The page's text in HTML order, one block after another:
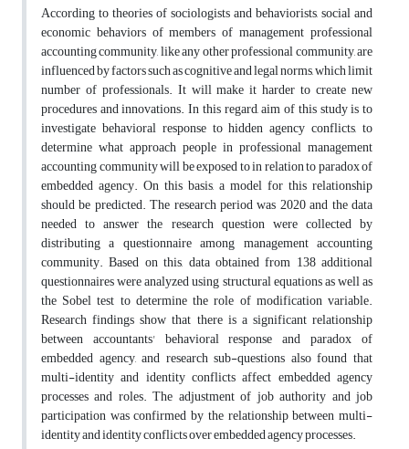
According to theories of sociologists and behaviorists, social and
economic behaviors of members of management professional
accounting community, like any other professional community, are
influenced by factors such as cognitive and legal norms, which limit
number of professionals. It will make it harder to create new
procedures and innovations. In this regard, aim of this study is to
investigate behavioral response to hidden agency conflicts, to
determine what approach people in professional management
accounting community will be exposed to in relation to paradox of
embedded agency. On this basis, a model for this relationship
should be predicted. The research period was 2020 and the data
needed to answer the research question were collected by
distributing a questionnaire among management accounting
community. Based on this, data obtained from 138 additional
questionnaires were analyzed using structural equations as well as
the Sobel test to determine the role of modification variable.
Research findings show that there is a significant relationship
between accountants' behavioral response and paradox of
embedded agency, and research sub-questions also found that
multi-identity and identity conflicts affect embedded agency
processes and roles. The adjustment of job authority and job
participation was confirmed by the relationship between multi-
identity and identity conflicts over embedded agency processes.